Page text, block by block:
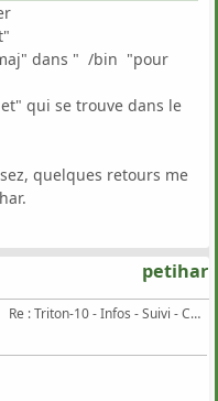
" /bin "pour
se trouve dans le
quelques retours me
petihar
Re : Triton-10 - Infos - Suivi - Corrections...